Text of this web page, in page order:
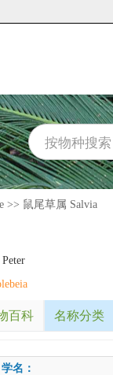
>> 鼠尾草属 Salvia
百科 名称分类
学名：